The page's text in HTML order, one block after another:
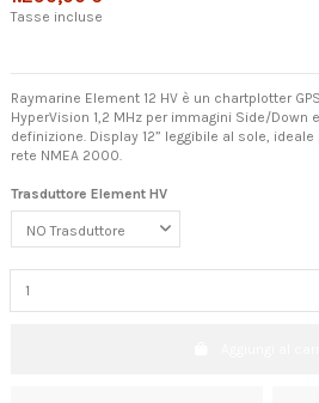
Tasse incluse
Raymarine Element 12 HV è un chartplotter
HyperVision 1,2 MHz per immagini Side/Down
definizione. Display 12” leggibile al sole,
rete NMEA 2000.
Trasduttore Element HV